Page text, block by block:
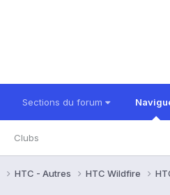
Sections du forum
Clubs
HTC - Autres HTC Wildfire